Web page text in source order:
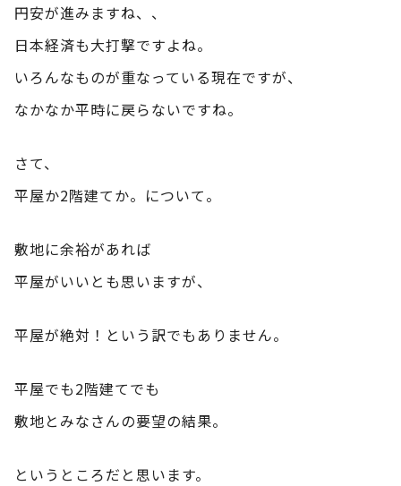
円安が進みますね、、
日本経済も大打撃ですよね。
いろんなものが重なっている現在ですが、
なかなか平時に戻らないですね。
さて、
平屋か2階建てか。について。
敷地に余裕があれば
平屋がいいとも思いますが、
平屋が絶対！という訳でもありません。
平屋でも2階建てでも
敷地とみなさんの要望の結果。
というところだと思います。